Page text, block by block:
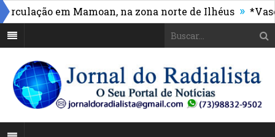
em Mamoan, na zona norte de Ilhéus » *Vasco